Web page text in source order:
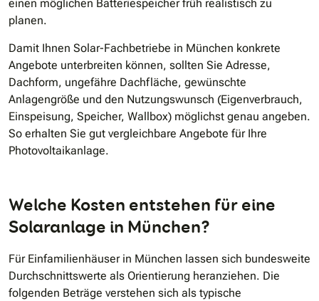
einen möglichen Batteriespeicher früh realistisch zu
planen.
Damit Ihnen Solar-Fachbetriebe in München konkrete
Angebote unterbreiten können, sollten Sie Adresse,
Dachform, ungefähre Dachfläche, gewünschte
Anlagengröße und den Nutzungswunsch (Eigenverbrauch,
Einspeisung, Speicher, Wallbox) möglichst genau angeben.
So erhalten Sie gut vergleichbare Angebote für Ihre
Photovoltaikanlage.
Welche Kosten entstehen für eine
Solaranlage in München?
Für Einfamilienhäuser in München lassen sich bundesweite
Durchschnittswerte als Orientierung heranziehen. Die
folgenden Beträge verstehen sich als typische